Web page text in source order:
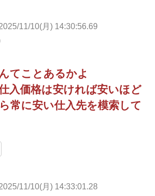
11/10(月) 14:30:56.69
てことあるかよ
入価格は安ければ安いほど
常に安い仕入先を模索して
11/10(月) 14:33:01.28